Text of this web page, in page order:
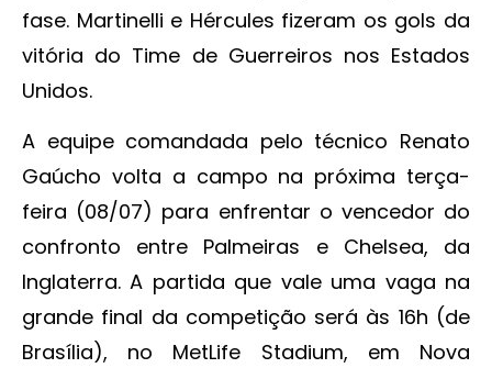
fase. Martinelli e Hércules fizeram os gols da
vitória do Time de Guerreiros nos Estados
Unidos.
A equipe comandada pelo técnico Renato
Gaúcho volta a campo na próxima terça-
feira (08/07) para enfrentar o vencedor do
confronto entre Palmeiras e Chelsea, da
Inglaterra. A partida que vale uma vaga na
grande final da competição será às 16h (de
Brasília), no MetLife Stadium, em Nova